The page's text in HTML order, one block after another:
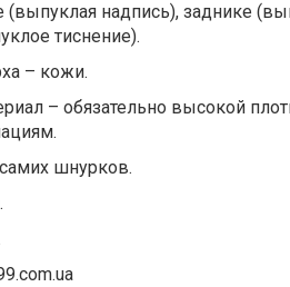
(выпуклая надпись), заднике
тиснение).
– кожи.
– обязательно высокой
шнурков.